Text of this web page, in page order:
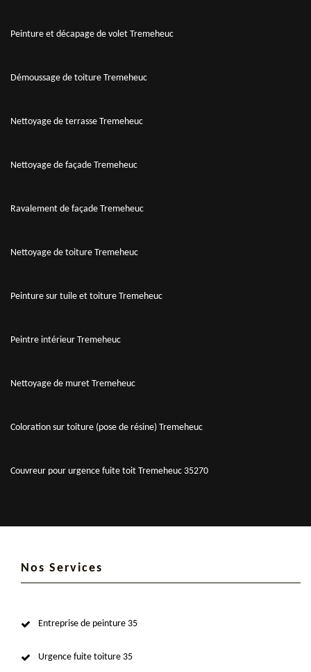
Peinture et décapage de volet Tremeheuc
Démoussage de toiture Tremeheuc
Nettoyage de terrasse Tremeheuc
Nettoyage de façade Tremeheuc
Ravalement de façade Tremeheuc
Nettoyage de toiture Tremeheuc
Peinture sur tuile et toiture Tremeheuc
Peintre intérieur Tremeheuc
Nettoyage de muret Tremeheuc
Coloration sur toiture (pose de résine) Tremeheuc
Couvreur pour urgence fuite toit Tremeheuc 35270
Nos Services
Entreprise de peinture 35
Urgence fuite toiture 35